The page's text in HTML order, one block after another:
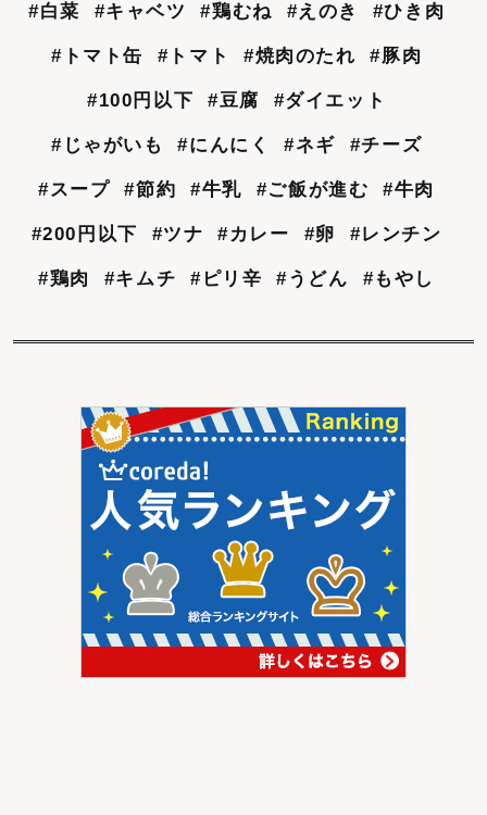
#白菜 #キャベツ #鶏むね #えのき #ひき肉
#トマト缶 #トマト #焼肉のたれ #豚肉
#100円以下 #豆腐 #ダイエット
#じゃがいも #にんにく #ネギ #チーズ
#スープ #節約 #牛乳 #ご飯が進む #牛肉
#200円以下 #ツナ #カレー #卵 #レンチン
#鶏肉 #キムチ #ピリ辛 #うどん #もやし